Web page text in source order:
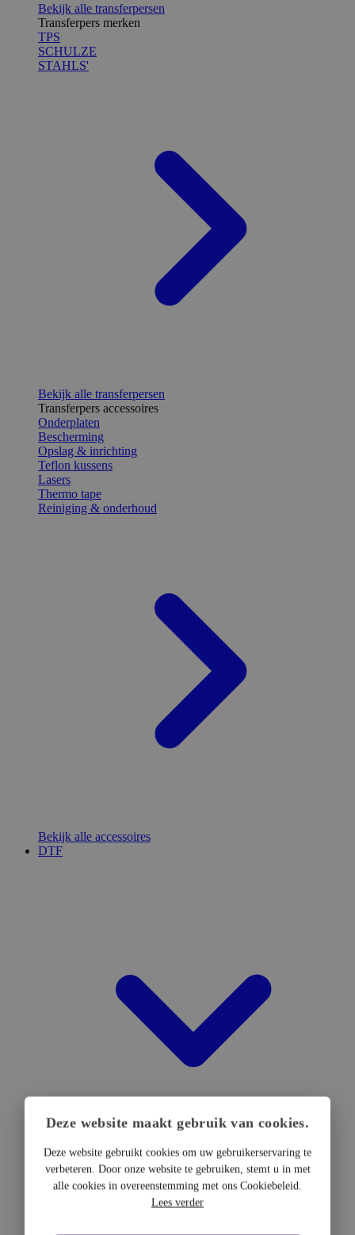
Bekijk alle transferpersen
Transferpers merken
TPS
SCHULZE
STAHLS'
Bekijk alle transferpersen
Transferpers accessoires
Onderplaten
Bescherming
Opslag & inrichting
Teflon kussens
Lasers
Thermo tape
Reiniging & onderhoud
Bekijk alle accessoires
DTF
DTF Hardware
DTF Printers
Deze website maakt gebruik van cookies.
Deze website gebruikt cookies om uw gebruikerservaring te
verbeteren. Door onze website te gebruiken, stemt u in met
alle cookies in overeenstemming met ons Cookiebeleid.
Lees verder